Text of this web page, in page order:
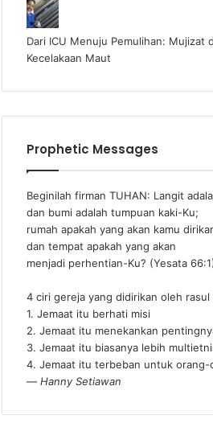
Dari ICU Menuju Pemulihan: Mujizat
Kecelakaan Maut
Prophetic Messages
Beginilah firman TUHAN: Langit
dan bumi adalah tumpuan kaki-Ku;
rumah apakah yang akan kamu
dan tempat apakah yang akan
menjadi perhentian-Ku? (Yesata
4 ciri gereja yang didirikan oleh rasul
1. Jemaat itu berhati misi
2. Jemaat itu menekankan
3. Jemaat itu biasanya lebih
4. Jemaat itu terbeban untuk orang-
—Hanny Setiawan